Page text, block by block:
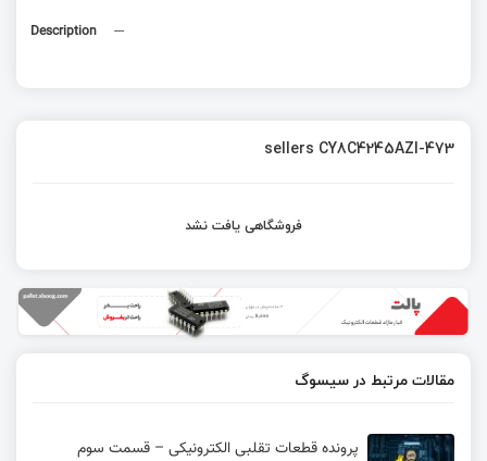
Description ---
sellers CY8C4245AZI-473
فروشگاهی یافت نشد
مقالات مرتبط در سیسوگ
پرونده قطعات تقلبی الکترونیکی – قسمت سوم